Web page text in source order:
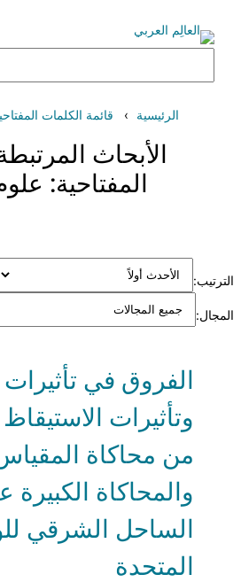
المحتوى
الرئيسية قائمة الكلمات
الأبحاث
المفتاحية:
الترتيب:
المجال:
الفروق في تأثيرات
وتأثيرات الاستيقاظ
من محاكاة
والمحاكاة الكبيرة
الساحل الشرقي
المتحدة